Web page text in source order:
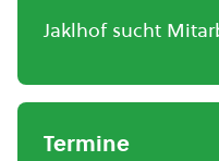
Jaklhof sucht
Termine